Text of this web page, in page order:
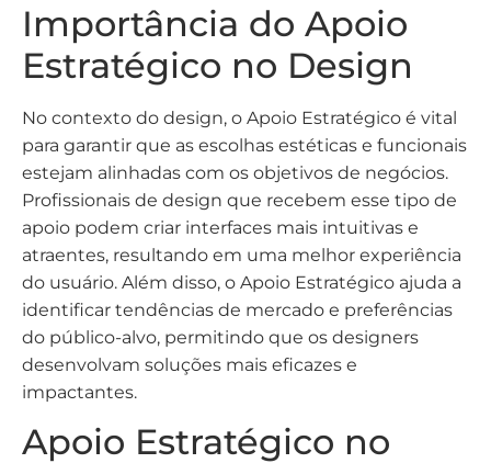
Importância do Apoio
Estratégico no Design
No contexto do design, o Apoio Estratégico é vital
para garantir que as escolhas estéticas e funcionais
estejam alinhadas com os objetivos de negócios.
Profissionais de design que recebem esse tipo de
apoio podem criar interfaces mais intuitivas e
atraentes, resultando em uma melhor experiência
do usuário. Além disso, o Apoio Estratégico ajuda a
identificar tendências de mercado e preferências
do público-alvo, permitindo que os designers
desenvolvam soluções mais eficazes e
impactantes.
Apoio Estratégico no